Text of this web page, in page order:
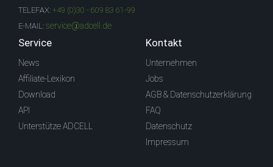
TELEFAX: +49 (0)30 - 609 83 61-99
E-MAIL: service@adcell.de
Service
News
Affiliate-Lexikon
Download
API
Unterstütze ADCELL
Kontakt
Unternehmen
Jobs
AGB & Datenschutzerklärung
FAQ
Datenschutz
Impressum